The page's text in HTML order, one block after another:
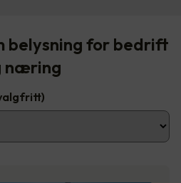
belysning for bedrift
næring